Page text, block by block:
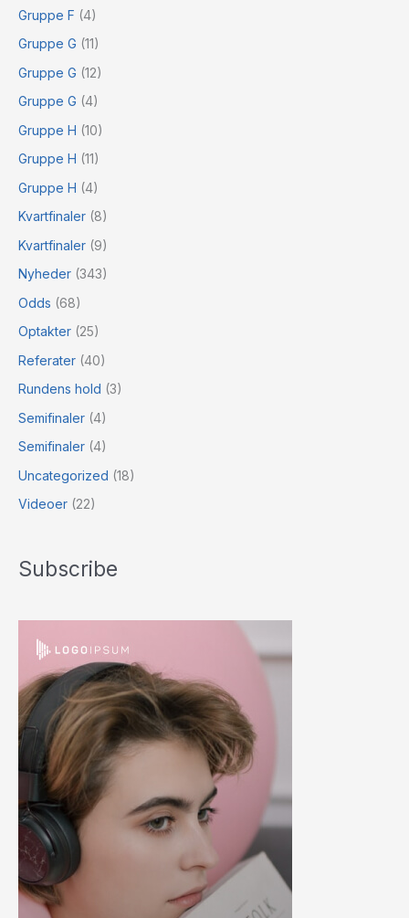
Gruppe F (4)
Gruppe G (11)
Gruppe G (12)
Gruppe G (4)
Gruppe H (10)
Gruppe H (11)
Gruppe H (4)
Kvartfinaler (8)
Kvartfinaler (9)
Nyheder (343)
Odds (68)
Optakter (25)
Referater (40)
Rundens hold (3)
Semifinaler (4)
Semifinaler (4)
Uncategorized (18)
Videoer (22)
Subscribe